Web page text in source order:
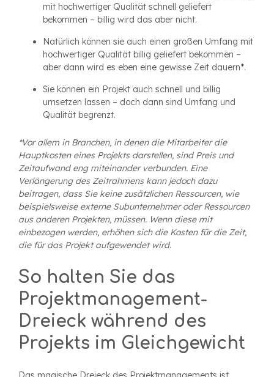
mit hochwertiger Qualität schnell geliefert
bekommen – billig wird das aber nicht.
Natürlich können sie auch einen großen Umfang mit
hochwertiger Qualität billig geliefert bekommen –
aber dann wird es eben eine gewisse Zeit dauern*.
Sie können ein Projekt auch schnell und billig
umsetzen lassen – doch dann sind Umfang und
Qualität begrenzt.
*Vor allem in Branchen, in denen die Mitarbeiter die
Hauptkosten eines Projekts darstellen, sind Preis und
Zeitaufwand eng miteinander verbunden. Eine
Verlängerung des Zeitrahmens kann jedoch dazu
beitragen, dass Sie keine zusätzlichen Ressourcen, wie
beispielsweise externe Subunternehmer oder Ressourcen
aus anderen Projekten, müssen. Wenn diese mit
einbezogen werden, erhöhen sich die Kosten für die Zeit,
die für das Projekt aufgewendet wird.
So halten Sie das
Projektmanagement-
Dreieck während des
Projekts im Gleichgewicht